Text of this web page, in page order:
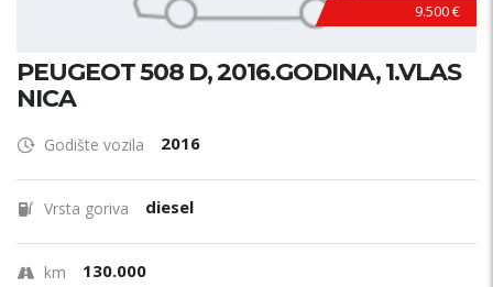
9.500 €
PEUGEOT 508 D, 2016.GODINA, 1.VLAS
NICA
Godište vozila 2016
Vrsta goriva diesel
km 130.000